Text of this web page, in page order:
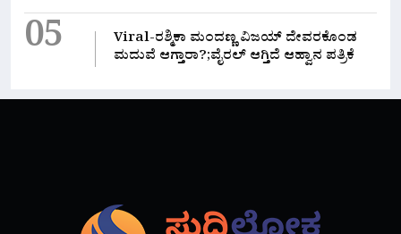
05
Viral-ರಶ್ಮಿಕಾ ಮಂದಣ್ಣ ವಿಜಯ್ ದೇವರಕೊಂಡ
ಮದುವೆ ಆಗ್ತಾರಾ?;ವೈರಲ್ ಆಗ್ತಿದೆ ಆಹ್ವಾನ ಪತ್ರಿಕೆ